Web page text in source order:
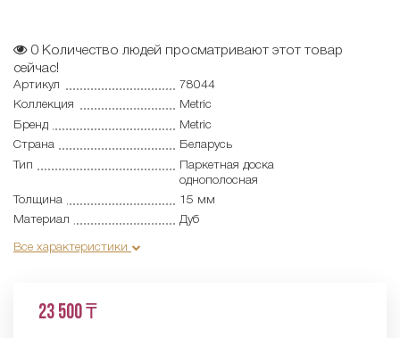
0 Количество людей просматривают этот товар
сейчас!
Артикул
78044
Коллекция
Metric
Бренд
Metric
Страна
Беларусь
Тип
Паркетная доска
однополосная
Толщина
15 мм
Материал
Дуб
Все характеристики
23 500 ₸